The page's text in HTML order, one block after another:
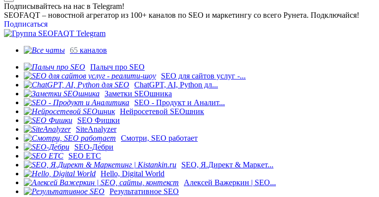
Подписывайтесь на нас в Telegram!
SEOFAQT – новостной агрегатор из 100+ каналов по SEO и маркетингу со всего Рунета. Подключайся!
Подписаться
65 каналов
Палыч про SEO
SEO для сайтов услуг -...
ChatGPT, AI, Python дл...
Заметки SEOшника
SEO - Продукт и Аналит...
Нейросетевой SEOшник
SEO Фишки
SiteAnalyzer
Смотри, SEO работает
SEO-Де́бри
SEO ETC
SEO, Я.Директ & Маркет...
Hello, Digital World
Алексей Важеркин | SEO...
Результативное SEO